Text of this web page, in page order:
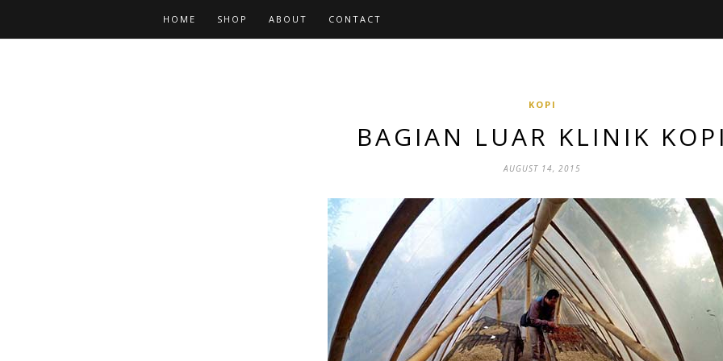
HOME SHOP ABOUT CONTACT
KOPI
BAGIAN LUAR KLINIK
AUGUST 14, 2015